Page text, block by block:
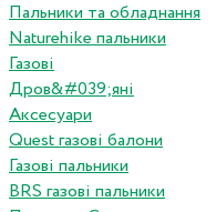
Пальники та обладнання
Naturehike пальники
Газові
Дров&#039;яні
Аксесуари
Quest газові балони
Газові пальники
BRS газові пальники